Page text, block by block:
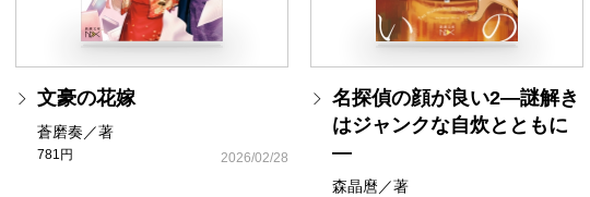
文豪の花嫁
蒼磨奏／著
781円 2026/02/28
名探偵の顔が良い2―謎解き
はジャンクな自炊とともに
―
森晶麿／著